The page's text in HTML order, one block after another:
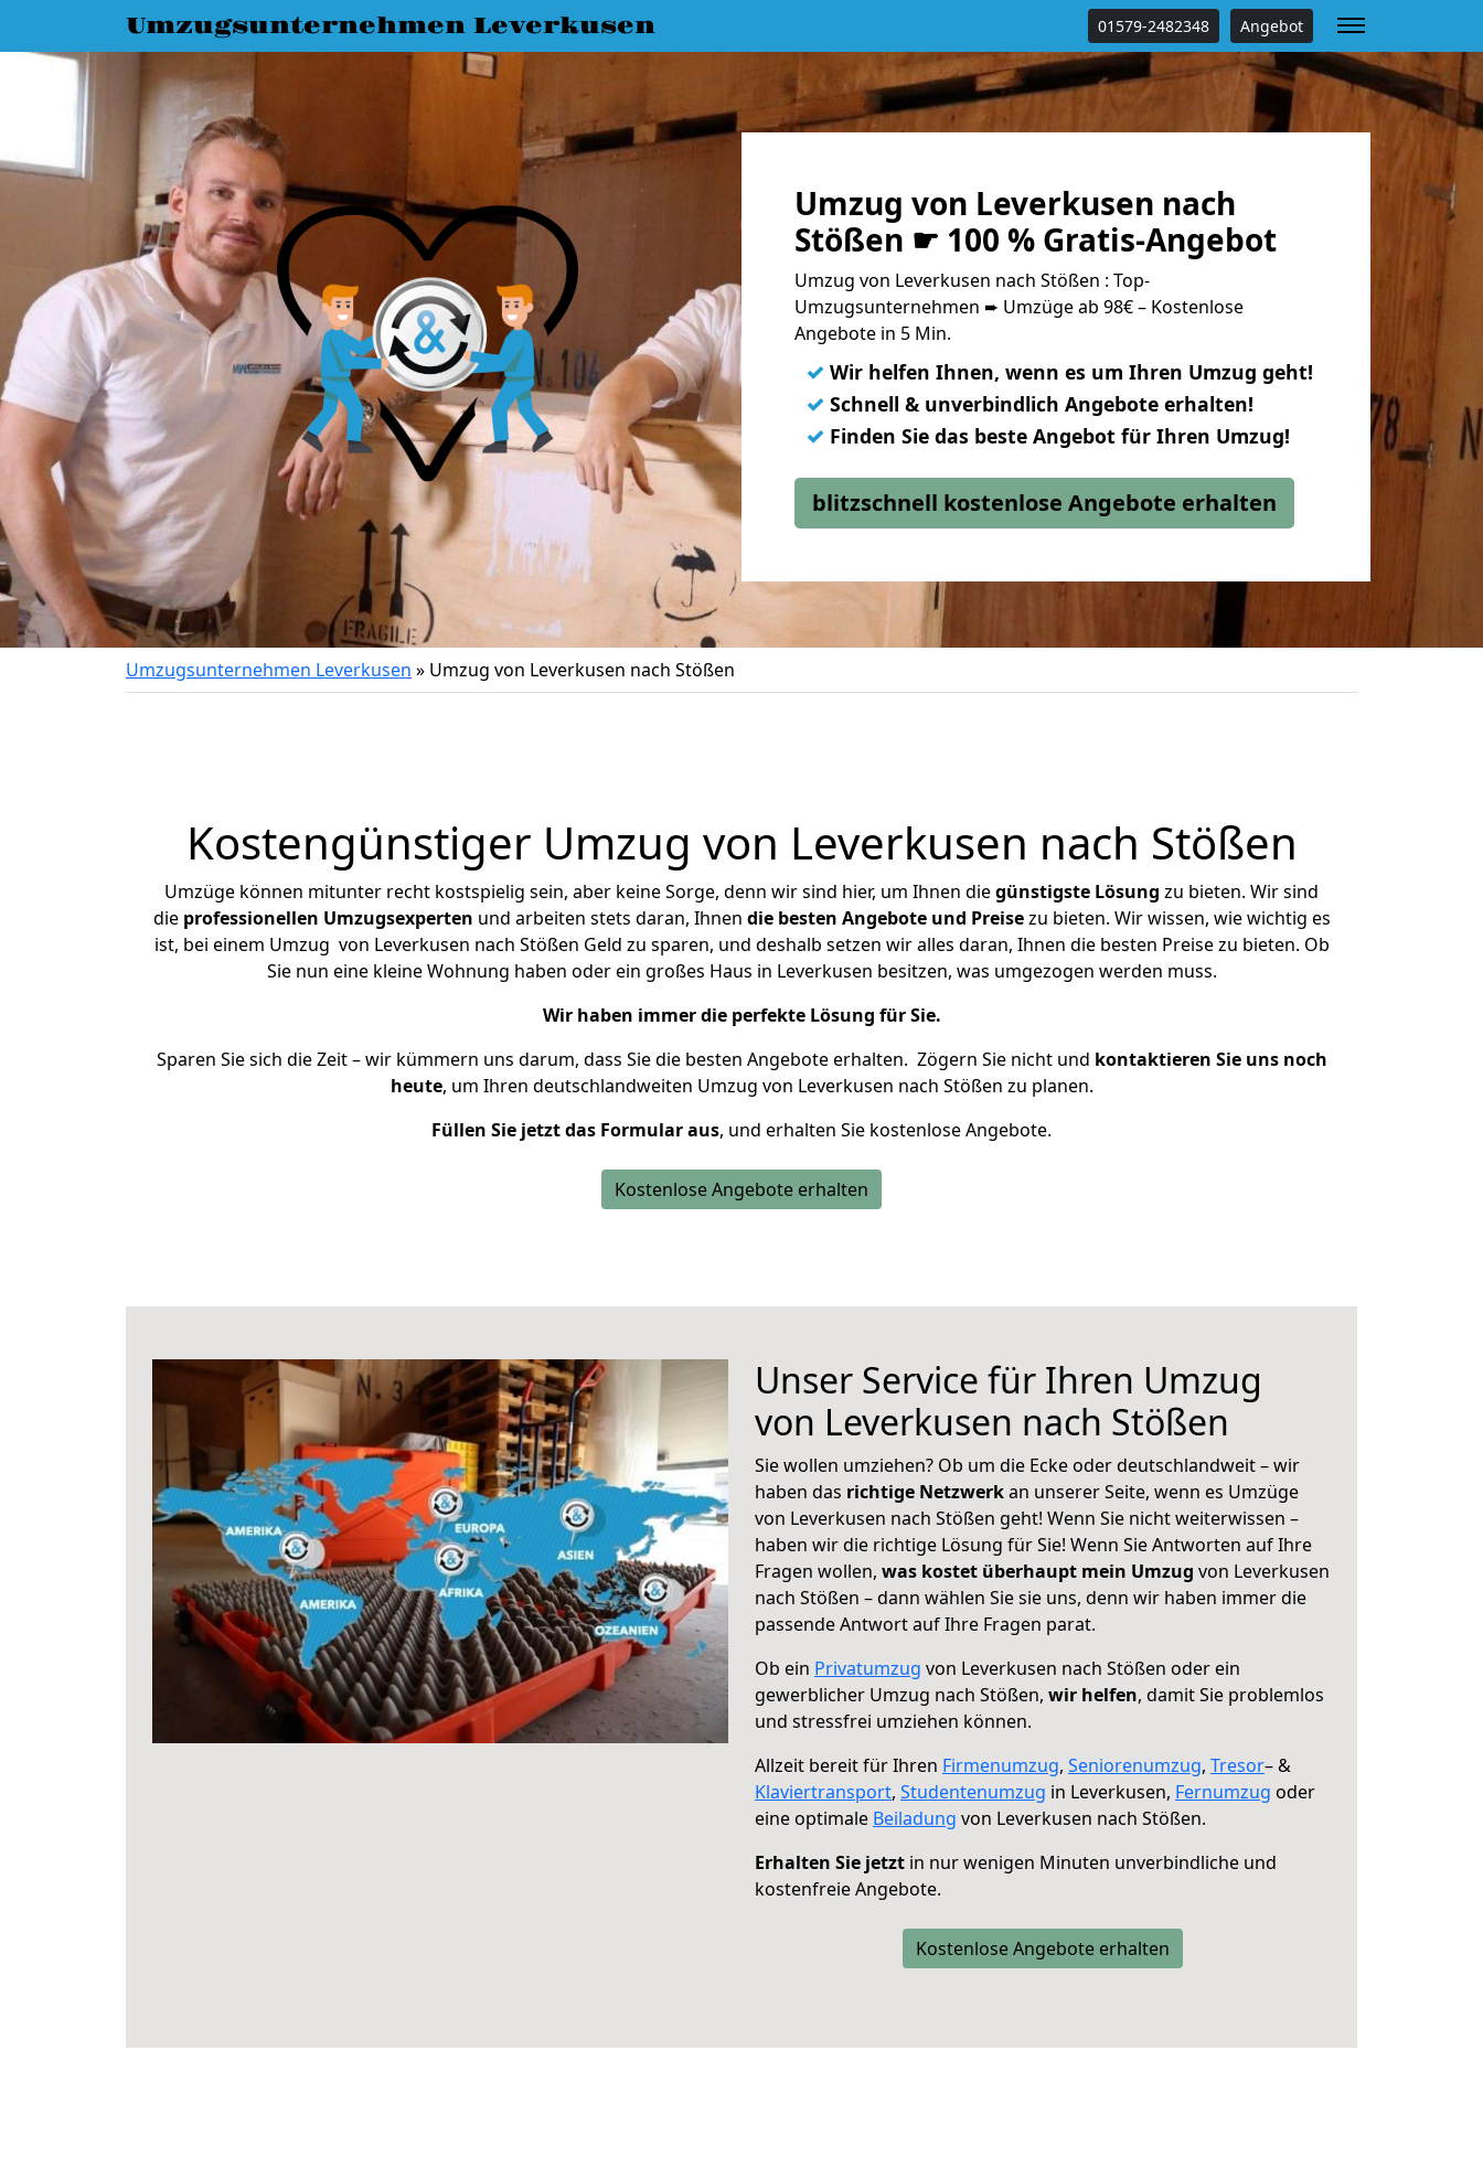
Umzugsunternehmen Leverkusen 01579-2482348 Angebot
Umzug von Leverkusen nach
Stößen ☛ 100 % Gratis-Angebot
Umzug von Leverkusen nach Stößen : Top-
Umzugsunternehmen ➨ Umzüge ab 98€ – Kostenlose
Angebote in 5 Min.
✓ Wir helfen Ihnen, wenn es um Ihren Umzug geht!
✓ Schnell & unverbindlich Angebote erhalten!
✓ Finden Sie das beste Angebot für Ihren Umzug!
blitzschnell kostenlose Angebote erhalten
Umzugsunternehmen Leverkusen » Umzug von Leverkusen nach Stößen
Kostengünstiger Umzug von Leverkusen nach Stößen
Umzüge können mitunter recht kostspielig sein, aber keine Sorge, denn wir sind hier, um Ihnen diegünstigste Lösung zu bieten. Wir sind
die professionellen Umzugsexperten und arbeiten stets daran, Ihnen die besten Angebote und Preisezu bieten. Wir wissen, wie wichtig es
ist, bei einem Umzug von Leverkusen nach Stößen Geld zu sparen, und deshalb setzen wir alles daran, Ihnen die besten Preise zu bieten. Ob
Sie nun eine kleine Wohnung haben oder ein großes Haus in Leverkusen besitzen, was umgezogen werden muss.
Wir haben immer die perfekte Lösung für Sie.
Sparen Sie sich die Zeit – wir kümmern uns darum, dass Sie die besten Angebote erhalten. Zögern Sie nicht und kontaktieren Sie uns noch
heute, um Ihren deutschlandweiten Umzug von Leverkusen nach Stößen zu planen.
Füllen Sie jetzt das Formular aus, und erhalten Sie kostenlose Angebote.
Kostenlose Angebote erhalten
Unser Service für Ihren Umzug
von Leverkusen nach Stößen
Sie wollen umziehen? Ob um die Ecke oder deutschlandweit – wir
haben das richtige Netzwerkan unserer Seite, wenn es Umzüge
von Leverkusen nach Stößen geht! Wenn Sie nicht weiterwissen –
haben wir die richtige Lösung für Sie! Wenn Sie Antworten auf Ihre
Fragen wollen, was kostet überhaupt mein Umzug von Leverkusen
nach Stößen – dann wählen Sie sie uns, denn wir haben immer die
passende Antwort auf Ihre Fragen parat.
Ob ein Privatumzug von Leverkusen nach Stößen oder ein
gewerblicher Umzug nach Stößen, wir helfen, damit Sie problemlos
und stressfrei umziehen können.
Allzeit bereit für Ihren Firmenumzug, Seniorenumzug, Tresor– &
Klaviertransport, Studentenumzug in Leverkusen, Fernumzug oder
eine optimale Beiladung von Leverkusen nach Stößen.
Erhalten Sie jetzt in nur wenigen Minuten unverbindliche und
kostenfreie Angebote.
Kostenlose Angebote erhalten